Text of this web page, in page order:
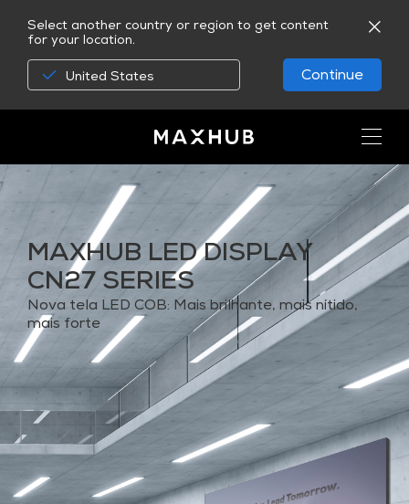
Select another country or region to get content
for your location.
United States Continue
MAXHUB LED DISPLAY
CN27 SERIES
Nova tela LED COB: Mais brilhante, mais nítido,
mais forte